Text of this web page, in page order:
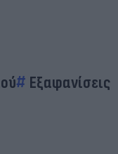
Εξαφανίσεις